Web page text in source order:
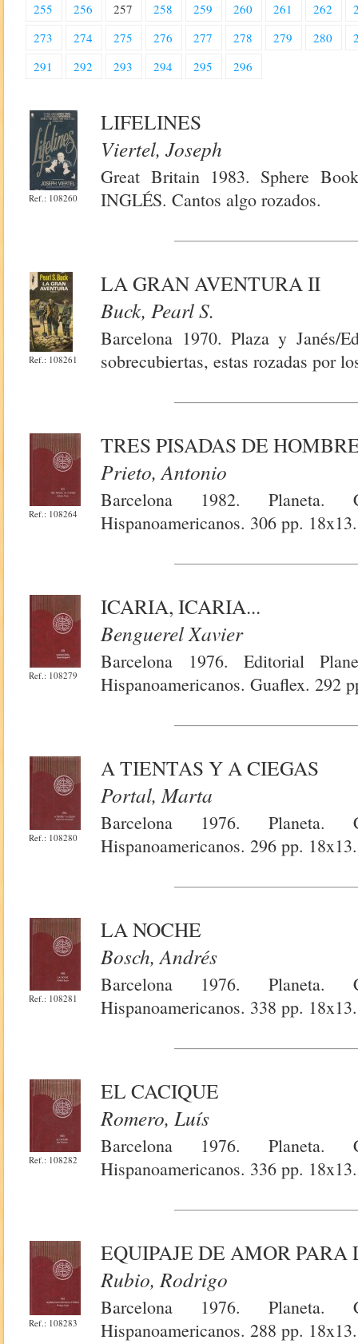
255
256 257 258 259 260 261 262
273
274 275 276 277 278 279 280
291
292 293 294 295 296
Ref.: 108260
LIFELINES
Viertel, Joseph
Great Britain 1983. Sphere
INGLÉS. Cantos algo rozados.
Ref.: 108261
LA GRAN AVENTURA II
Buck, Pearl S.
Barcelona 1970. Plaza y Janés/
sobrecubiertas, estas rozadas por
Ref.: 108264
TRES PISADAS DE
Prieto, Antonio
Barcelona 1982. Planeta.
Hispanoamericanos. 306 pp.
Ref.: 108279
ICARIA, ICARIA...
Benguerel Xavier
Barcelona 1976. Editorial
Hispanoamericanos. Guaflex. 292
Ref.: 108280
A TIENTAS Y A CIEGAS
Portal, Marta
Barcelona 1976. Planeta.
Hispanoamericanos. 296 pp.
Ref.: 108281
LA NOCHE
Bosch, Andrés
Barcelona 1976. Planeta.
Hispanoamericanos. 338 pp.
Ref.: 108282
EL CACIQUE
Romero, Luís
Barcelona 1976. Planeta.
Hispanoamericanos. 336 pp.
Ref.: 108283
EQUIPAJE DE AMOR
Rubio, Rodrigo
Barcelona 1976. Planeta.
Hispanoamericanos. 288 pp.